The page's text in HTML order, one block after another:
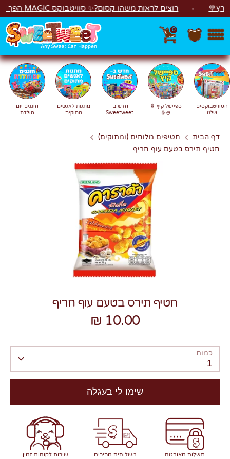
דלג רוצים לראות משהו קסום?✨ סוויטבוקס MAGIC הפך ל"מכונת משחקים"! 🎁🕹️
0
חפשחיפוש
הסוויטבוקסים
שלנו
ספיישל קיץ 🍦
🍧🌞
חדש ב-
Sweetweet
מתנות לאנשים
מתוקים
חוגגים יום
הולדת
דף הבית
חטיפים מלוחים (ומתוקים)
חטיף תירס בטעם עוף חריף
חטיף תירס בטעם עוף חריף
10.00 ₪
כמות
1
שימו לי בעגלה
תשלום מאובטח
משלוחים מהירים
שירות לקוחות זמין